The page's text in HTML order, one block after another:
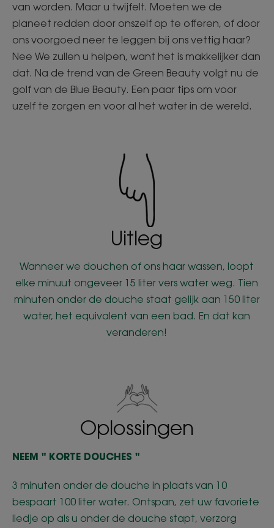
van worden. Maar u twijfelt. Moeten we de
planeet redden door onszelf op te offeren, of door
ons voorgoed neer te leggen bij ons vettig haar?
Nee We zullen u helpen, want het is makkelijker dan
dat. Na de trend van de Green Beauty volgt nu de
golf van de Blue Beauty. Een paar tips om voor
uzelf te zorgen en voor al het water in de wereld.
Uitleg
Wanneer we douchen of ons haar wassen, loopt
elke minuut ongeveer 15 liter vers water weg. Tien
minuten onder de douche staat gelijk aan 150 liter
water, het equivalent van een bad. En dat kan
veranderen!
Oplossingen
NEEM " KORTE DOUCHES "
3 minuten onder de douche in plaats van 10
bespaart 100 liter water. Ontspan, zet uw favoriete
liedje op als u onder de douche stapt, verzorg